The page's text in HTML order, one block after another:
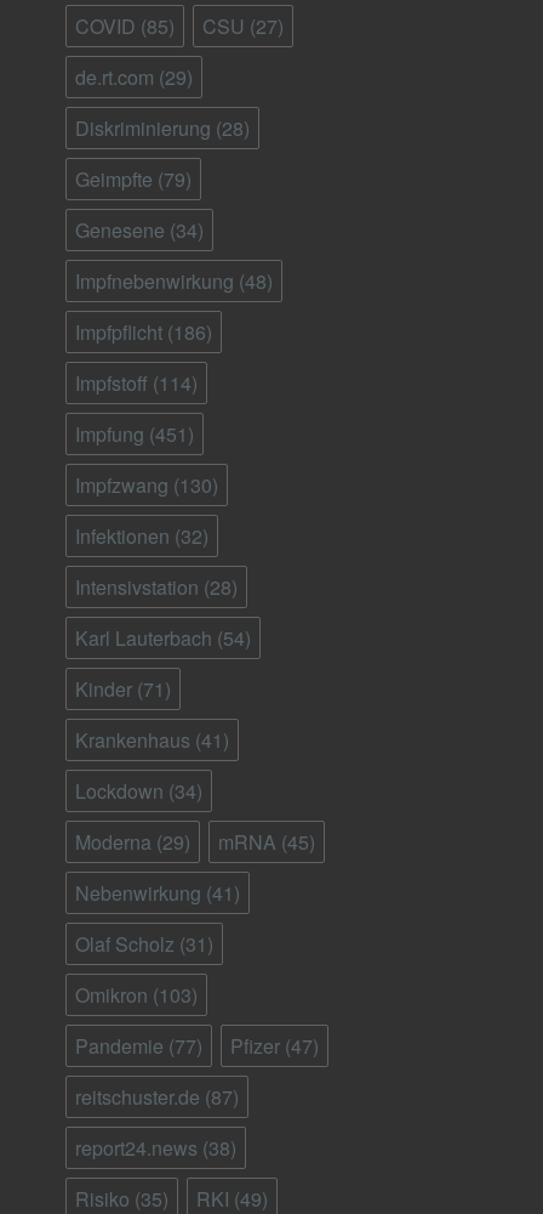
COVID (85) CSU (27)
de.rt.com (29)
Diskriminierung (28)
Geimpfte (79)
Genesene (34)
Impfnebenwirkung (48)
Impfpflicht (186)
Impfstoff (114)
Impfung (451)
Impfzwang (130)
Infektionen (32)
Intensivstation (28)
Karl Lauterbach (54)
Kinder (71)
Krankenhaus (41)
Lockdown (34)
Moderna (29) mRNA (45)
Nebenwirkung (41)
Olaf Scholz (31)
Omikron (103)
Pandemie (77) Pfizer (47)
reitschuster.de (87)
report24.news (38)
Risiko (35) RKI (49)